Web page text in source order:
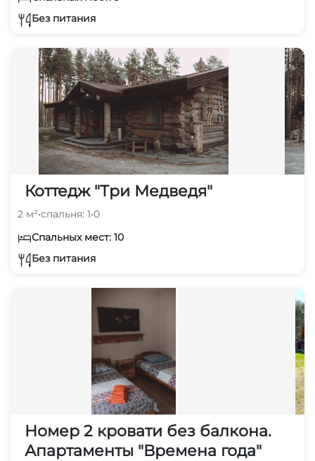
Без питания
Коттедж "Три Медведя"
2 м²•спальня: 1•0
Спальных мест: 10
Без питания
Номер 2 кровати без балкона.
Апартаменты "Времена года"